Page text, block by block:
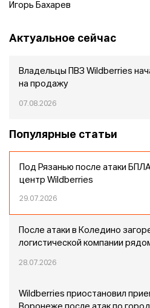
Игорь Бахарев
Актуальное сейчас
Владельцы ПВЗ Wildberries
на продажу
07.08.2026
Популярные статьи
Под Рязанью после атаки
центр Wildberries
29.07.2026
После атаки в Коледино
логистической компании
28.07.2026
Wildberries приостановил